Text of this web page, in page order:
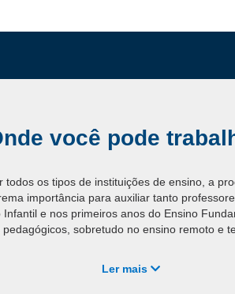
você pode
os tipos de instituições de ensino, a
importância para auxiliar tanto
e nos primeiros anos do Ensino
pedagógicos, sobretudo no ensino remoto e
Ler mais